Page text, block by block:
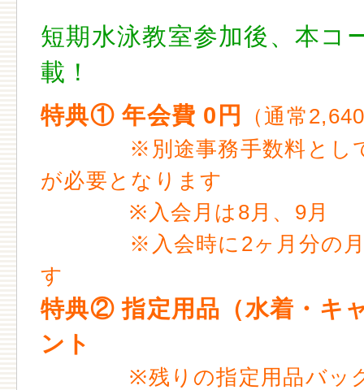
短期水泳教室参加後、本コ
載！
特典① 年会費 0円
（通常
※別途事務手数料として
が必要となります
※入会月は8月、9月
※入会時に2ヶ月分の月
す
特典② 指定用品（水着・キ
ント
※残りの指定用品バッグ